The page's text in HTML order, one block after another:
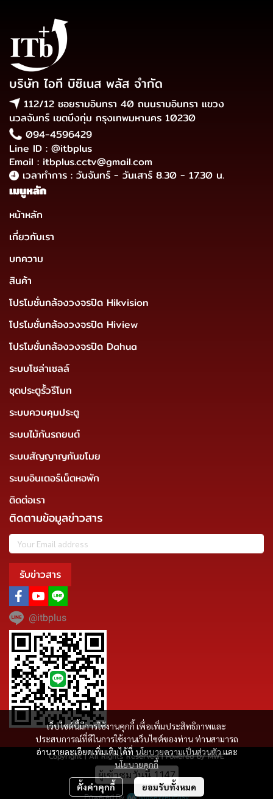
เว็บไซต์นี้มีการใช้งานคุกกี้ เพื่อเพิ่มประสิทธิภาพและ
ประสบการณ์ที่ดีในการใช้งานเว็บไซต์ของท่าน ท่านสามารถ
อ่านรายละเอียดเพิ่มเติมได้ที่ นโยบายความเป็นส่วนตัวและ
นโยบายคุกกี้
ตั้งค่าคุกกี้ ยอมรับทั้งหมด
บริษัท ไอที บิซิเนส พลัส จำกัด
112/12 ซอยรามอินทรา 40 ถนนรามอินทรา แขวง
นวลจันทร์ เขตบึงกุ่ม กรุงเทพมหานคร 10230
094-4596429
Line ID : @itbplus
Email : itbplus.cctv@gmail.com
เวลาทำการ : วันจันทร์ - วันเสาร์ 8.30 - 17.30 น.
เมนูหลัก
หน้าหลัก
เกี่ยวกับเรา
บทความ
สินค้า
โปรโมชั่นกล้องวงจรปิด Hikvision
โปรโมชั่นกล้องวงจรปิด Hiview
โปรโมชั่นกล้องวงจรปิด Dahua
ระบบโซล่าเซลล์
ชุดประตูรั้วรีโมท
ระบบควบคุมประตู
ระบบไม้กันรถยนต์
ระบบสัญญาญกันขโมย
ระบบอินเตอร์เน็ตหอพัก
ติดต่อเรา
ติดตามข้อมูลข่าวสาร
รับข่าวสาร
@itbplus
Copyright | All Rights Reserved | Powered by MWE
ผู้เข้าชมวันนี้1,147